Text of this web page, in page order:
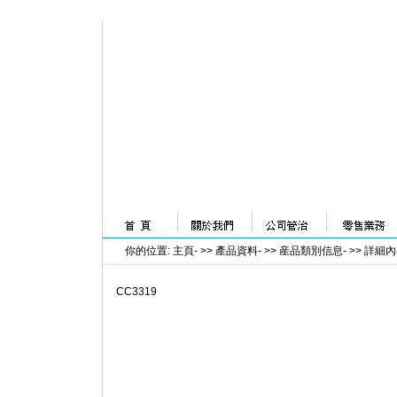
你的位置: 主頁- >> 產品資料- >> 産品類別信息- >> 詳細
CC3319